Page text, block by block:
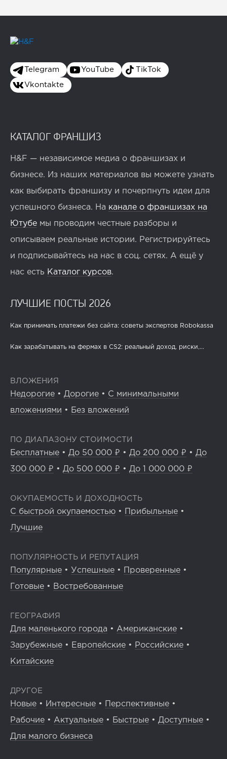
Telegram YouTube TikTok
Vkontakte
КАТАЛОГ ФРАНШИЗ
H&F — независимое медиа о франшизах и
бизнесе. Из наших материалов вы можете узнать
как выбирать франшизу и почерпнуть идеи для
успешного бизнеса. На канале о франшизах на
Ютубе мы проводим честные разборы и
описываем реальные истории. Регистрируйтесь
и подписывайтесь на нас в соц. сетях. А ещё у
нас есть Каталог курсов.
ЛУЧШИЕ ПОСТЫ 2026
Как принимать платежи без сайта: советы экспертов Robokassa
Как зарабатывать на фермах в CS2: реальный доход, риски,...
ВЛОЖЕНИЯ
Недорогие • Дорогие • С минимальными
вложениями • Без вложений
ПО ДИАПАЗОНУ СТОИМОСТИ
Бесплатные • До 50 000 ₽ • До 200 000 ₽ • До
300 000 ₽ • До 500 000 ₽ • До 1 000 000 ₽
ОКУПАЕМОСТЬ И ДОХОДНОСТЬ
С быстрой окупаемостью • Прибыльные •
Лучшие
ПОПУЛЯРНОСТЬ И РЕПУТАЦИЯ
Популярные • Успешные • Проверенные •
Готовые • Востребованные
ГЕОГРАФИЯ
Для маленького города • Американские •
Зарубежные • Европейские • Российские •
Китайские
ДРУГОЕ
Новые • Интересные • Перспективные •
Рабочие • Актуальные • Быстрые • Доступные •
Для малого бизнеса